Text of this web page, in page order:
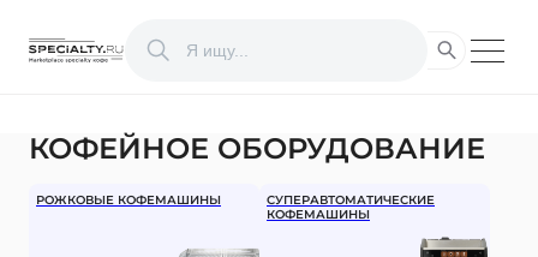
КОФЕЙНОЕ ОБОРУДОВАНИЕ
РОЖКОВЫЕ КОФЕМАШИНЫ
СУПЕРАВТОМАТИЧЕСКИЕ
КОФЕМАШИНЫ